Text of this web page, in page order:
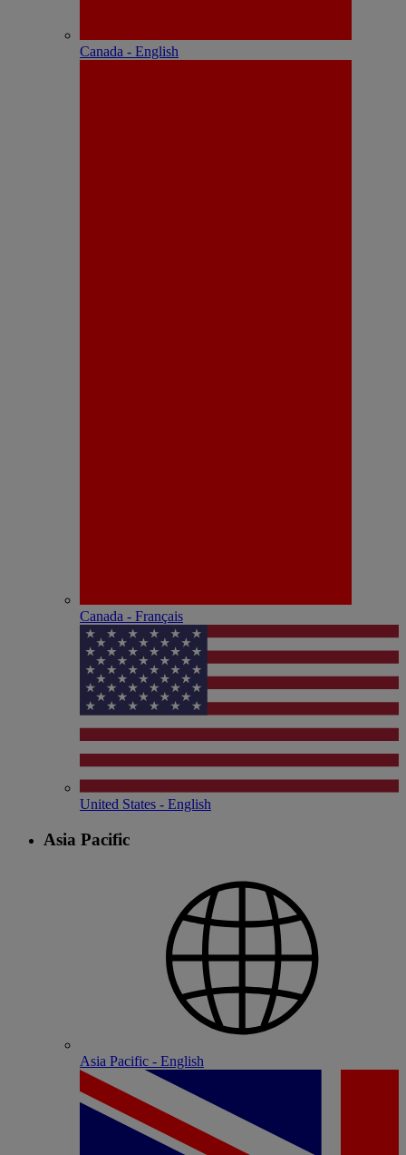
Canada - English
Canada - Français
United States - English
Asia Pacific
Asia Pacific - English